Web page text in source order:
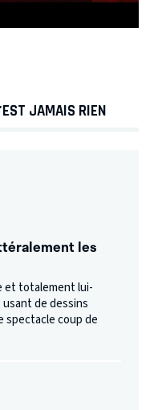
JAMAIS RIEN
les
et totalement lui-
de dessins
spectacle coup de